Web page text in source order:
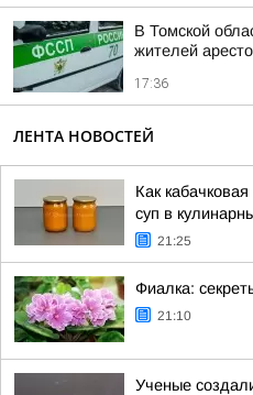
В Томской
жителей
17:36
ЛЕНТА НОВОСТЕЙ
Как
суп в
21:25
Фиалка:
21:10
Ученые